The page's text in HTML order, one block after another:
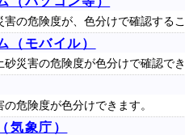
の危険度が、色分けで確認するこ
（モバイル）
災害の危険度が色分けで確認でき
危険度が色分けできます。
気象庁）